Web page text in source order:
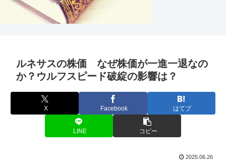
ルネサスの株価 なぜ株価が一進一退なの
か？ウルフスピード破綻の影響は？
X Facebook はてブ
LINE コピー
2025.06.26